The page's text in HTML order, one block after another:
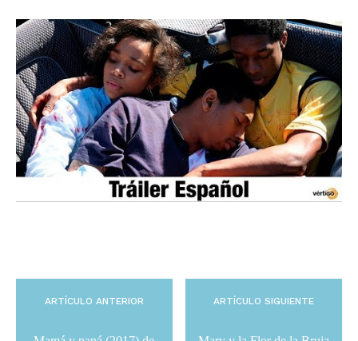
ARTÍCULO ANTERIOR ARTÍCULO SIGUIENTE